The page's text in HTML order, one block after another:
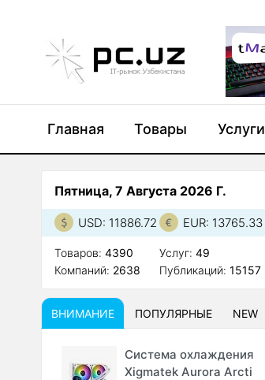
Главная Товары Услуги
Пятница, 7 Августа 2026 Г.
USD: 11886.72 EUR: 13765.33
Товаров: 4390
Компаний: 2638
Услуг:49
Публикаций:15157
ВНИМАНИЕ ПОПУЛЯРНЫЕ NEW
Система охлаждения
Xigmatek Aurora Arcti